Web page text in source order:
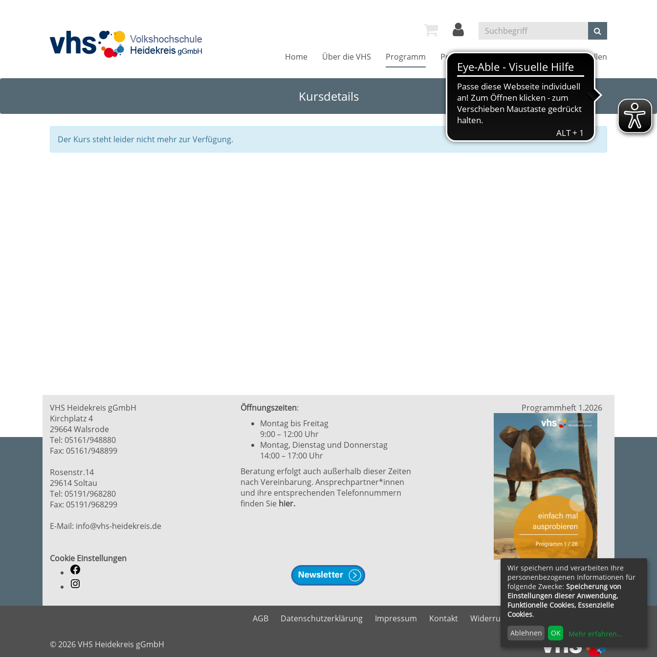
Home Über die VHS Programm Projekte Kultur und Kino Außenstellen
Kursdetails
Der Kurs steht leider nicht mehr zur Verfügung.
VHS Heidekreis gGmbH
Kirchplatz 4
29664 Walsrode
Tel: 05161/948880
Fax: 05161/948899
Rosenstr.14
29614 Soltau
Tel: 05191/968280
Fax: 05191/968299
E-Mail: info@vhs-heidekreis.de
Cookie Einstellungen
Öffnungszeiten:
Montag bis Freitag
9:00 – 12:00 Uhr
Montag, Dienstag und Donnerstag
14:00 – 17:00 Uhr
Beratung erfolgt auch außerhalb dieser Zeiten
nach Vereinbarung. Ansprechpartner*innen
und ihre entsprechenden Telefonnummern
finden Sie hier.
Programmheft 1.2026
zum Herunterladen ....
AGB Datenschutzerklärung Impressum Kontakt Widerrufsrecht
© 2026 VHS Heidekreis gGmbH
Wir speichern und verarbeiten Ihre
personenbezogenen Informationen für
folgende Zwecke: Speicherung von
Einstellungen dieser Anwendung,
Funktionelle Cookies, Essenzielle
Cookies.
Ablehnen OK Mehr erfahren...